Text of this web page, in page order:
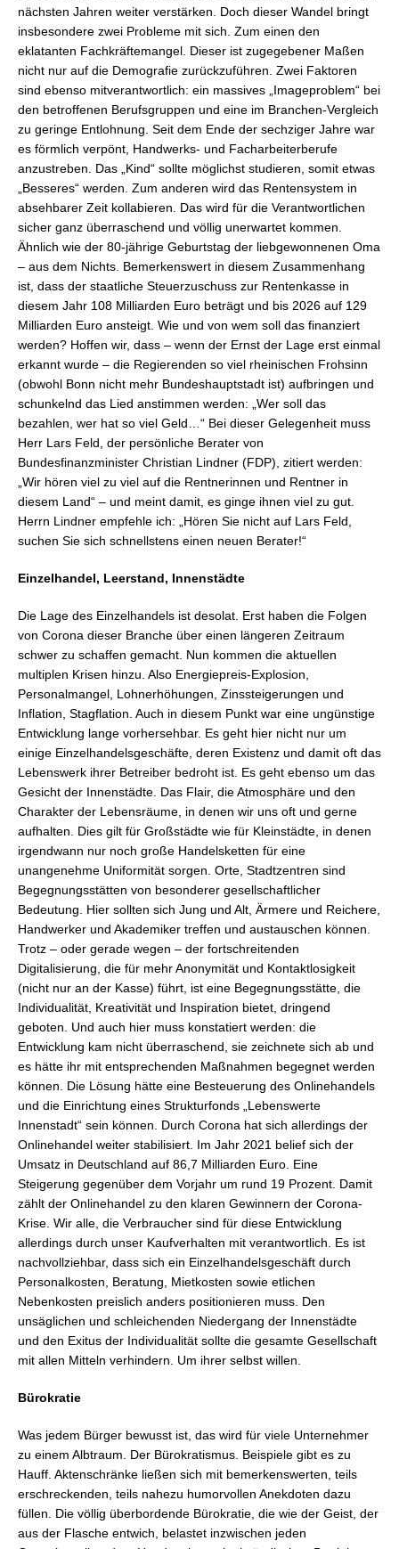
nächsten Jahren weiter verstärken. Doch dieser Wandel bringt
insbesondere zwei Probleme mit sich. Zum einen den
eklatanten Fachkräftemangel. Dieser ist zugegebener Maßen
nicht nur auf die Demografie zurückzuführen. Zwei Faktoren
sind ebenso mitverantwortlich: ein massives „Imageproblem“ bei
den betroffenen Berufsgruppen und eine im Branchen-Vergleich
zu geringe Entlohnung. Seit dem Ende der sechziger Jahre war
es förmlich verpönt, Handwerks- und Facharbeiterberufe
anzustreben. Das „Kind“ sollte möglichst studieren, somit etwas
„Besseres“ werden. Zum anderen wird das Rentensystem in
absehbarer Zeit kollabieren. Das wird für die Verantwortlichen
sicher ganz überraschend und völlig unerwartet kommen.
Ähnlich wie der 80-jährige Geburtstag der liebgewonnenen Oma
– aus dem Nichts. Bemerkenswert in diesem Zusammenhang
ist, dass der staatliche Steuerzuschuss zur Rentenkasse in
diesem Jahr 108 Milliarden Euro beträgt und bis 2026 auf 129
Milliarden Euro ansteigt. Wie und von wem soll das finanziert
werden? Hoffen wir, dass – wenn der Ernst der Lage erst einmal
erkannt wurde – die Regierenden so viel rheinischen Frohsinn
(obwohl Bonn nicht mehr Bundeshauptstadt ist) aufbringen und
schunkelnd das Lied anstimmen werden: „Wer soll das
bezahlen, wer hat so viel Geld…“ Bei dieser Gelegenheit muss
Herr Lars Feld, der persönliche Berater von
Bundesfinanzminister Christian Lindner (FDP), zitiert werden:
„Wir hören viel zu viel auf die Rentnerinnen und Rentner in
diesem Land“ – und meint damit, es ginge ihnen viel zu gut.
Herrn Lindner empfehle ich: „Hören Sie nicht auf Lars Feld,
suchen Sie sich schnellstens einen neuen Berater!“
Einzelhandel, Leerstand, Innenstädte
Die Lage des Einzelhandels ist desolat. Erst haben die Folgen
von Corona dieser Branche über einen längeren Zeitraum
schwer zu schaffen gemacht. Nun kommen die aktuellen
multiplen Krisen hinzu. Also Energiepreis-Explosion,
Personalmangel, Lohnerhöhungen, Zinssteigerungen und
Inflation, Stagflation. Auch in diesem Punkt war eine ungünstige
Entwicklung lange vorhersehbar. Es geht hier nicht nur um
einige Einzelhandelsgeschäfte, deren Existenz und damit oft das
Lebenswerk ihrer Betreiber bedroht ist. Es geht ebenso um das
Gesicht der Innenstädte. Das Flair, die Atmosphäre und den
Charakter der Lebensräume, in denen wir uns oft und gerne
aufhalten. Dies gilt für Großstädte wie für Kleinstädte, in denen
irgendwann nur noch große Handelsketten für eine
unangenehme Uniformität sorgen. Orte, Stadtzentren sind
Begegnungsstätten von besonderer gesellschaftlicher
Bedeutung. Hier sollten sich Jung und Alt, Ärmere und Reichere,
Handwerker und Akademiker treffen und austauschen können.
Trotz – oder gerade wegen – der fortschreitenden
Digitalisierung, die für mehr Anonymität und Kontaktlosigkeit
(nicht nur an der Kasse) führt, ist eine Begegnungsstätte, die
Individualität, Kreativität und Inspiration bietet, dringend
geboten. Und auch hier muss konstatiert werden: die
Entwicklung kam nicht überraschend, sie zeichnete sich ab und
es hätte ihr mit entsprechenden Maßnahmen begegnet werden
können. Die Lösung hätte eine Besteuerung des Onlinehandels
und die Einrichtung eines Strukturfonds „Lebenswerte
Innenstadt“ sein können. Durch Corona hat sich allerdings der
Onlinehandel weiter stabilisiert. Im Jahr 2021 belief sich der
Umsatz in Deutschland auf 86,7 Milliarden Euro. Eine
Steigerung gegenüber dem Vorjahr um rund 19 Prozent. Damit
zählt der Onlinehandel zu den klaren Gewinnern der Corona-
Krise. Wir alle, die Verbraucher sind für diese Entwicklung
allerdings durch unser Kaufverhalten mit verantwortlich. Es ist
nachvollziehbar, dass sich ein Einzelhandelsgeschäft durch
Personalkosten, Beratung, Mietkosten sowie etlichen
Nebenkosten preislich anders positionieren muss. Den
unsäglichen und schleichenden Niedergang der Innenstädte
und den Exitus der Individualität sollte die gesamte Gesellschaft
mit allen Mitteln verhindern. Um ihrer selbst willen.
Bürokratie
Was jedem Bürger bewusst ist, das wird für viele Unternehmer
zu einem Albtraum. Der Bürokratismus. Beispiele gibt es zu
Hauff. Aktenschränke ließen sich mit bemerkenswerten, teils
erschreckenden, teils nahezu humorvollen Anekdoten dazu
füllen. Die völlig überbordende Bürokratie, die wie der Geist, der
aus der Flasche entwich, belastet inzwischen jeden